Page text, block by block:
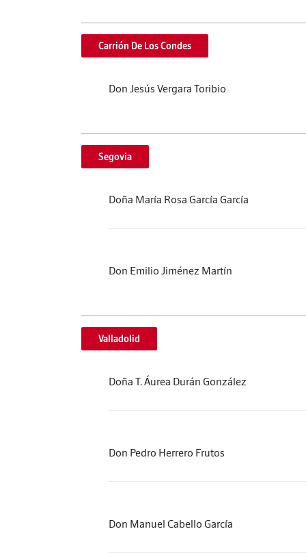
Carrión De Los Condes
Don Jesús Vergara Toribio
Segovia
Doña María Rosa García García
Don Emilio Jiménez Martín
Valladolid
Doña T. Áurea Durán González
Don Pedro Herrero Frutos
Don Manuel Cabello García